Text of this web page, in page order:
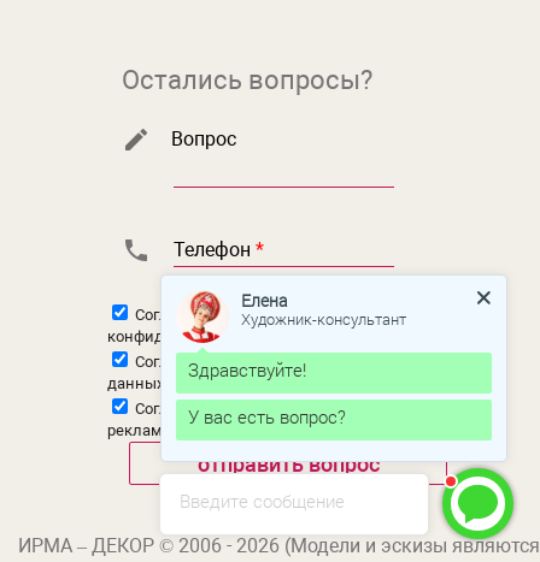
Остались вопросы?
Вопрос
Телефон *
Согласен сполитикой
конфиденциальности
Согласен на
обработку персональных
данных
Согласен на
получение новостной и
рекламной рассылки
ИРМА – ДЕКОР © 2006 - 2026 (Модели и эскизы являются
Введите сообщение
Елена
Художник-консультант
Здравствуйте!
У вас есть вопрос?